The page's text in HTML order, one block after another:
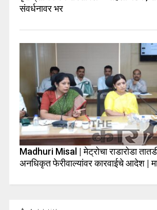
संवर्धनावर भर
Madhuri Misal | मेट्रोचा राडारोडा
अनधिकृत फेरीवाल्यांवर कारवाईचे आदेश |